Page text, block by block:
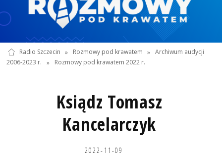
Radio Szczecin » Rozmowy pod krawatem » Archiwum audycji
2006-2023 r.
» Rozmowy pod krawatem 2022 r.
Ksiądz Tomasz
Kancelarczyk
2022-11-09